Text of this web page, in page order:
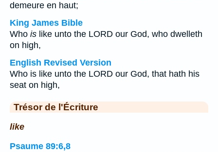
demeure en haut;
King James Bible
Who is like unto the LORD our God, who dwelleth
on high,
English Revised Version
Who is like unto the LORD our God, that hath his
seat on high,
Trésor de l'Écriture
like
Psaume 89:6,8